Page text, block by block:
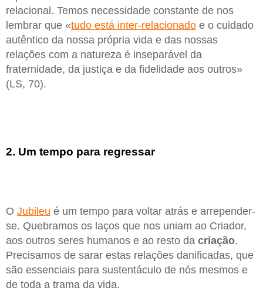
relacional. Temos necessidade constante de nos
lembrar que «tudo está inter-relacionado e o cuidado
autêntico da nossa própria vida e das nossas
relações com a natureza é inseparável da
fraternidade, da justiça e da fidelidade aos outros»
(LS, 70).
2. Um tempo para regressar
O Jubileu é um tempo para voltar atrás e arrepender-
se. Quebramos os laços que nos uniam ao Criador,
aos outros seres humanos e ao resto da criação.
Precisamos de sarar estas relações danificadas, que
são essenciais para sustentáculo de nós mesmos e
de toda a trama da vida.